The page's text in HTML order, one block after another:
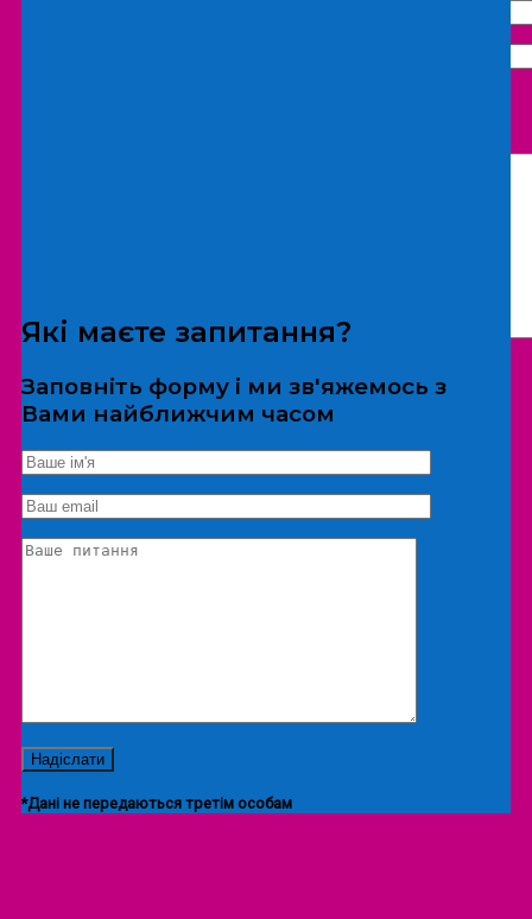
*Дані не передаються третім особам
Екскурсія/локація
Які маєте запитання?
Заповніть форму і ми зв'яжемось з
Вами найближчим часом
*Дані не передаються третім особам